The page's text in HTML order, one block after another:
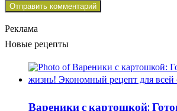
Реклама
Новые рецепты